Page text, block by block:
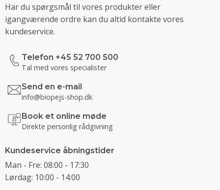
Har du spørgsmål til vores produkter eller
igangværende ordre kan du altid kontakte vores
kundeservice.
Telefon +45 52 700 500
Tal med vores specialister
Send en e-mail
info@biopejs-shop.dk
Book et online møde
Direkte personlig rådgivning
Kundeservice åbningstider
Man - Fre: 08:00 - 17:30
Lørdag: 10:00 - 14:00